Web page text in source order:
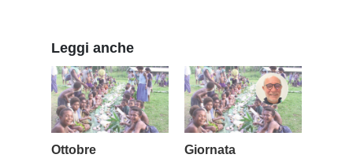
Leggi anche
Ottobre
Giornata